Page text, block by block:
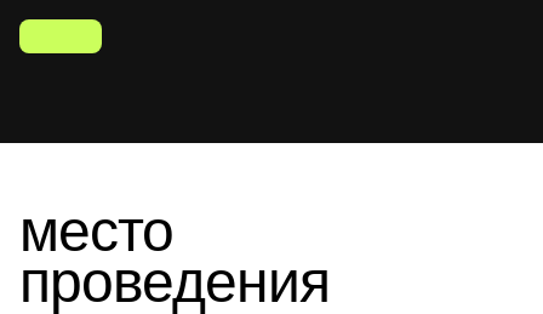
о событии
место
проведения